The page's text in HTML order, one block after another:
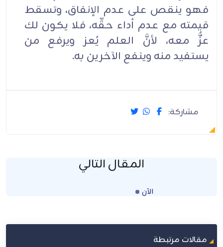
فهو ينقص على عدم الإنفاق، وتسقط
قيمته مع عدم أداء حقِّه، فلا يكون لك
عزٌّ معه، لأنَّ العلم يُعز ويرفع من
يستفيد منه وينفع الآخرين به.
مشاركة:
المقال التالي
الآن Loading...
مقالات مرتبطة